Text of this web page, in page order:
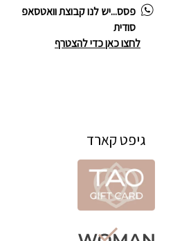
פסס...יש לנו קבוצת וואטסאפ
סודית
לחצו כאן כדי להצטרף
גיפט קארד